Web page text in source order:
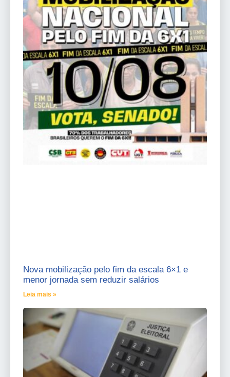
Nova mobilização pelo fim da escala 6×1 e
menor jornada sem reduzir salários
Leia mais »